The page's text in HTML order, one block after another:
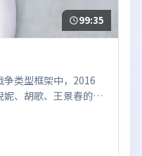
99:35
类型框架中，2016
、胡歌、王景春的台
都市与冷色调摄影。